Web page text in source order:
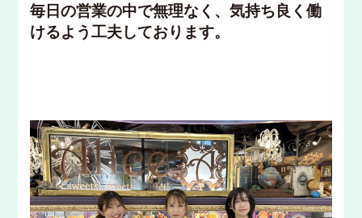
毎日の営業の中で無理なく、気持ち良く働
けるよう工夫しております。